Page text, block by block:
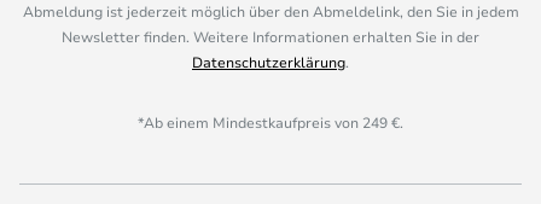
Abmeldung ist jederzeit möglich über den Abmeldelink, den Sie in jedem
Newsletter finden. Weitere Informationen erhalten Sie in der
Datenschutzerklärung.
*Ab einem Mindestkaufpreis von 249 €.